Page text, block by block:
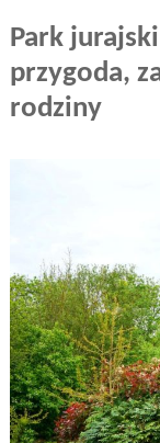
Park
przygoda,
rodziny